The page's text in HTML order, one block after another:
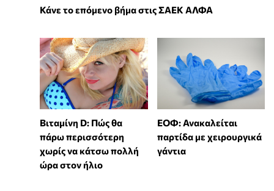
Κάνε το επόμενο βήμα στις ΣΑΕΚ ΑΛΦΑ
Βιταμίνη D: Πώς θα
πάρω περισσότερη
χωρίς να κάτσω πολλή
ώρα στον ήλιο
ΕΟΦ: Ανακαλείται
παρτίδα με χειρουργικά
γάντια